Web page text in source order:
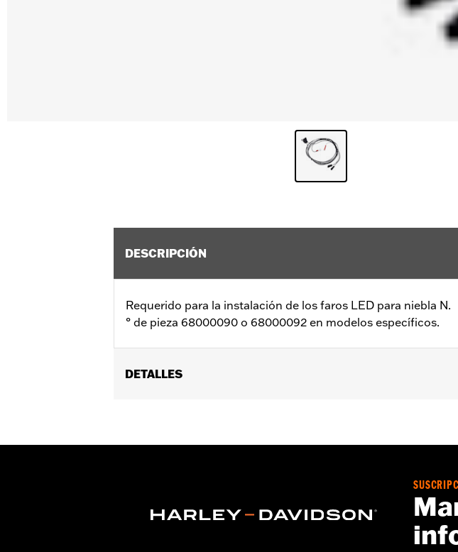
DESCRIPCIÓN
Requerido para la instalación de los faros LED para niebla N.
° de pieza 68000090 o 68000092 en modelos específicos.
DETALLES
vinRequerido:false